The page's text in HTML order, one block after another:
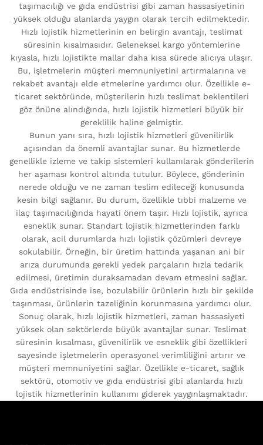
taşımacılığı ve gıda endüstrisi gibi zaman hassasiyetinin
yüksek olduğu alanlarda yaygın olarak tercih edilmektedir.
Hızlı lojistik hizmetlerinin en belirgin avantajı, teslimat
süresinin kısalmasıdır. Geleneksel kargo yöntemlerine
kıyasla, hızlı lojistikte mallar daha kısa sürede alıcıya ulaşır.
Bu, işletmelerin müşteri memnuniyetini artırmalarına ve
rekabet avantajı elde etmelerine yardımcı olur. Özellikle e-
ticaret sektöründe, müşterilerin hızlı teslimat beklentileri
göz önüne alındığında, hızlı lojistik hizmetleri büyük bir
gereklilik haline gelmiştir.
Bunun yanı sıra, hızlı lojistik hizmetleri güvenilirlik
açısından da önemli avantajlar sunar. Bu hizmetlerde
genellikle izleme ve takip sistemleri kullanılarak gönderilerin
her aşaması kontrol altında tutulur. Böylece, gönderinin
nerede olduğu ve ne zaman teslim edileceği konusunda
kesin bilgi sağlanır. Bu durum, özellikle tıbbi malzeme ve
ilaç taşımacılığında hayati önem taşır. Hızlı lojistik, ayrıca
esneklik sunar. Standart lojistik hizmetlerinden farklı
olarak, acil durumlarda hızlı lojistik çözümleri devreye
sokulabilir. Örneğin, bir üretim hattında yaşanan ani bir
arıza durumunda gerekli yedek parçaların hızla tedarik
edilmesi, üretimin duraksamadan devam etmesini sağlar.
Gıda endüstrisinde ise, bozulabilir ürünlerin hızlı bir şekilde
taşınması, ürünlerin tazeliğinin korunmasına yardımcı olur.
Sonuç olarak, hızlı lojistik hizmetleri, zaman hassasiyeti
yüksek olan sektörlerde büyük avantajlar sunar. Teslimat
süresinin kısalması, güvenilirlik ve esneklik gibi özellikleri
sayesinde işletmelerin operasyonel verimliliğini artırır ve
müşteri memnuniyetini sağlar. Özellikle e-ticaret, sağlık
sektörü, otomotiv ve gıda endüstrisi gibi alanlarda hızlı
lojistik hizmetlerinin kullanımı giderek yaygınlaşmaktadır.